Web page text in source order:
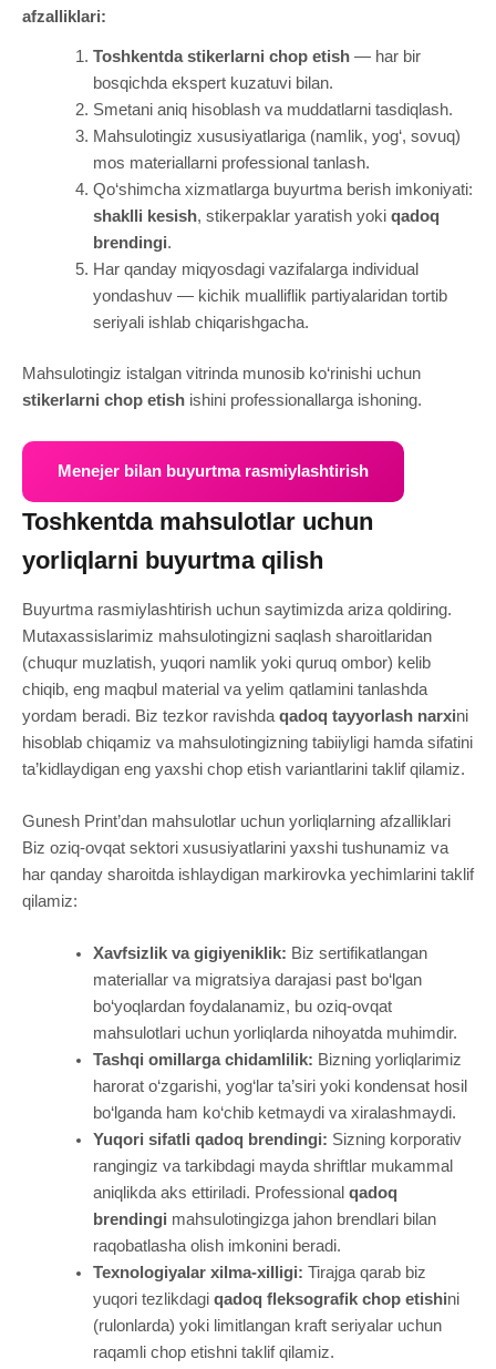
afzalliklari:
Toshkentda stikerlarni chop etish— har bir
bosqichda ekspert kuzatuvi bilan.
Smetani aniq hisoblash va muddatlarni tasdiqlash.
Mahsulotingiz xususiyatlariga (namlik, yog‘, sovuq)
mos materiallarni professional tanlash.
Qo‘shimcha xizmatlarga buyurtma berish imkoniyati:
shaklli kesish, stikerpaklar yaratish yoki qadoq
brendingi.
Har qanday miqyosdagi vazifalarga individual
yondashuv — kichik mualliflik partiyalaridan tortib
seriyali ishlab chiqarishgacha.
Mahsulotingiz istalgan vitrinda munosib ko‘rinishi uchun
stikerlarni chop etish ishini professionallarga ishoning.
Menejer bilan buyurtma rasmiylashtirish
Toshkentda mahsulotlar uchun
yorliqlarni buyurtma qilish
Buyurtma rasmiylashtirish uchun saytimizda ariza qoldiring.
Mutaxassislarimiz mahsulotingizni saqlash sharoitlaridan
(chuqur muzlatish, yuqori namlik yoki quruq ombor) kelib
chiqib, eng maqbul material va yelim qatlamini tanlashda
yordam beradi. Biz tezkor ravishda qadoq tayyorlash narxini
hisoblab chiqamiz va mahsulotingizning tabiiyligi hamda sifatini
ta’kidlaydigan eng yaxshi chop etish variantlarini taklif qilamiz.
Gunesh Print’dan mahsulotlar uchun yorliqlarning afzalliklari
Biz oziq-ovqat sektori xususiyatlarini yaxshi tushunamiz va
har qanday sharoitda ishlaydigan markirovka yechimlarini taklif
qilamiz:
Xavfsizlik va gigiyeniklik: Biz sertifikatlangan
materiallar va migratsiya darajasi past bo‘lgan
bo‘yoqlardan foydalanamiz, bu oziq-ovqat
mahsulotlari uchun yorliqlarda nihoyatda muhimdir.
Tashqi omillarga chidamlilik: Bizning yorliqlarimiz
harorat o‘zgarishi, yog‘lar ta’siri yoki kondensat hosil
bo‘lganda ham ko‘chib ketmaydi va xiralashmaydi.
Yuqori sifatli qadoq brendingi: Sizning korporativ
rangingiz va tarkibdagi mayda shriftlar mukammal
aniqlikda aks ettiriladi. Professional qadoq
brendingi mahsulotingizga jahon brendlari bilan
raqobatlasha olish imkonini beradi.
Texnologiyalar xilma-xilligi: Tirajga qarab biz
yuqori tezlikdagi qadoq fleksografik chop etishini
(rulonlarda) yoki limitlangan kraft seriyalar uchun
raqamli chop etishni taklif qilamiz.